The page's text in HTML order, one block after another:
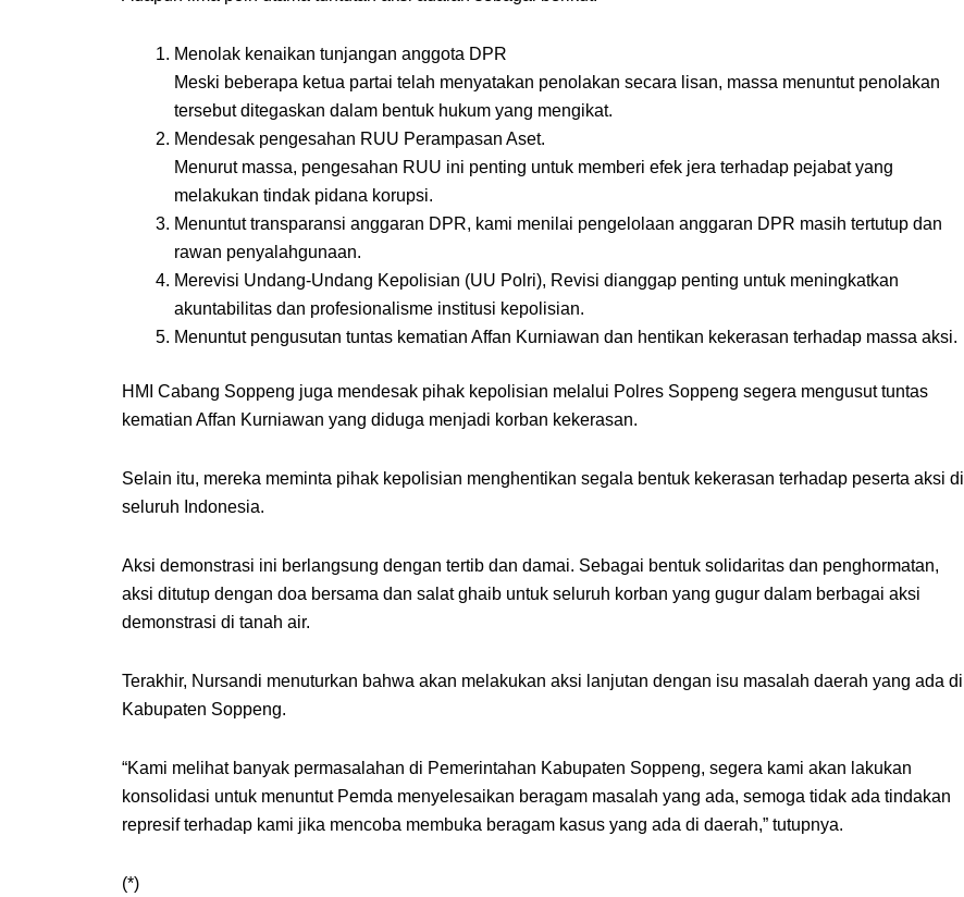
Menolak kenaikan tunjangan anggota DPR
Meski beberapa ketua partai telah menyatakan penolakan secara lisan, massa menuntut penolakan
tersebut ditegaskan dalam bentuk hukum yang mengikat.
Mendesak pengesahan RUU Perampasan Aset.
Menurut massa, pengesahan RUU ini penting untuk memberi efek jera terhadap pejabat yang
melakukan tindak pidana korupsi.
Menuntut transparansi anggaran DPR, kami menilai pengelolaan anggaran DPR masih tertutup dan
rawan penyalahgunaan.
Merevisi Undang-Undang Kepolisian (UU Polri), Revisi dianggap penting untuk meningkatkan
akuntabilitas dan profesionalisme institusi kepolisian.
Menuntut pengusutan tuntas kematian Affan Kurniawan dan hentikan kekerasan terhadap massa aksi.
HMI Cabang Soppeng juga mendesak pihak kepolisian melalui Polres Soppeng segera mengusut tuntas
kematian Affan Kurniawan yang diduga menjadi korban kekerasan.
Selain itu, mereka meminta pihak kepolisian menghentikan segala bentuk kekerasan terhadap peserta aksi di
seluruh Indonesia.
Aksi demonstrasi ini berlangsung dengan tertib dan damai. Sebagai bentuk solidaritas dan penghormatan,
aksi ditutup dengan doa bersama dan salat ghaib untuk seluruh korban yang gugur dalam berbagai aksi
demonstrasi di tanah air.
Terakhir, Nursandi menuturkan bahwa akan melakukan aksi lanjutan dengan isu masalah daerah yang ada di
Kabupaten Soppeng.
“Kami melihat banyak permasalahan di Pemerintahan Kabupaten Soppeng, segera kami akan lakukan
konsolidasi untuk menuntut Pemda menyelesaikan beragam masalah yang ada, semoga tidak ada tindakan
represif terhadap kami jika mencoba membuka beragam kasus yang ada di daerah,” tutupnya.
(*)